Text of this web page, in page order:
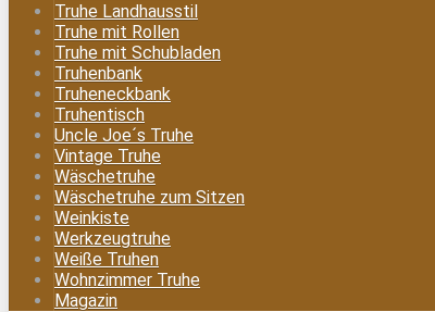
Truhe Landhausstil
Truhe mit Rollen
Truhe mit Schubladen
Truhenbank
Truheneckbank
Truhentisch
Uncle Joe´s Truhe
Vintage Truhe
Wäschetruhe
Wäschetruhe zum Sitzen
Weinkiste
Werkzeugtruhe
Weiße Truhen
Wohnzimmer Truhe
Magazin